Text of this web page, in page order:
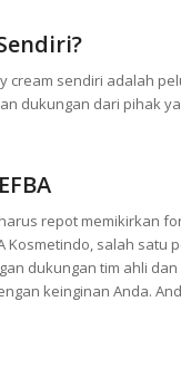
cream sendiri adalah
dukungan dari pihak
repot memikirkan
salah
dukungan tim ahli
keinginan Anda.